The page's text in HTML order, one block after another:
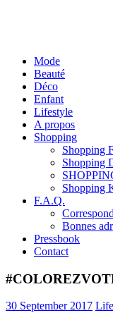
Mode
Beauté
Déco
Enfant
Lifestyle
A propos
Shopping
Shopping
Shopping
Shopping
F.A.Q.
Bonnes
Pressbook
Contact
30 September 2017